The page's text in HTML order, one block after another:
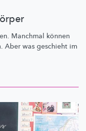
Manchmal können
Aber was geschieht im